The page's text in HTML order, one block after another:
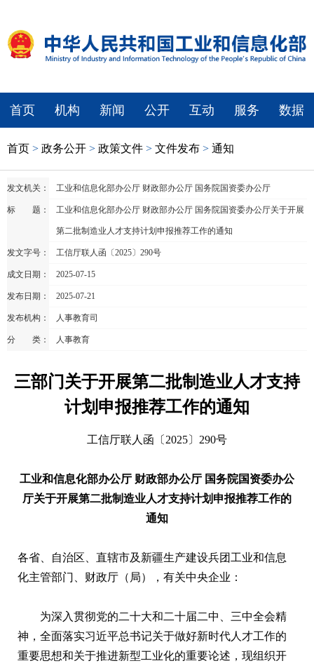
首页 机构 新闻 公开 互动 服务 数据
首页 > 政务公开 > 政策文件 > 文件发布 > 通知
发文机关： 工业和信息化部办公厅 财政部办公厅 国务院国资委办公厅
标 题： 工业和信息化部办公厅 财政部办公厅 国务院国资委办公厅关于开展
第二批制造业人才支持计划申报推荐工作的通知
发文字号： 工信厅联人函〔2025〕290号
成文日期： 2025-07-15
发布日期： 2025-07-21
发布机构： 人事教育司
分 类： 人事教育
三部门关于开展第二批制造业人才支持
计划申报推荐工作的通知
工信厅联人函〔2025〕290号
工业和信息化部办公厅 财政部办公厅 国务院国资委办公
厅关于开展第二批制造业人才支持计划申报推荐工作的
通知
各省、自治区、直辖市及新疆生产建设兵团工业和信息
化主管部门、财政厅（局），有关中央企业：
为深入贯彻党的二十大和二十届二中、三中全会精
神，全面落实习近平总书记关于做好新时代人才工作的
重要思想和关于推进新型工业化的重要论述，现组织开